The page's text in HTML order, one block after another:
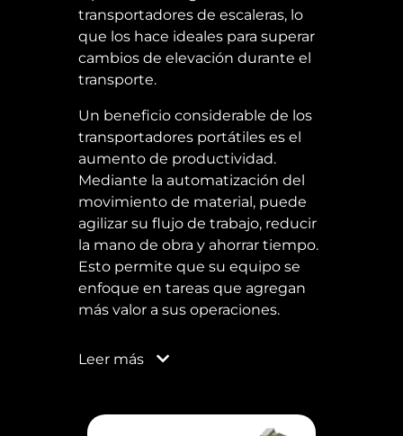
transportadores de escaleras, lo
que los hace ideales para superar
cambios de elevación durante el
transporte.
Un beneficio considerable de los
transportadores portátiles es el
aumento de productividad.
Mediante la automatización del
movimiento de material, puede
agilizar su flujo de trabajo, reducir
la mano de obra y ahorrar tiempo.
Esto permite que su equipo se
enfoque en tareas que agregan
más valor a sus operaciones.
Leer más